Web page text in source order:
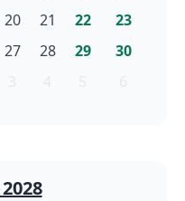
20 21 22 23
27 28 29 30